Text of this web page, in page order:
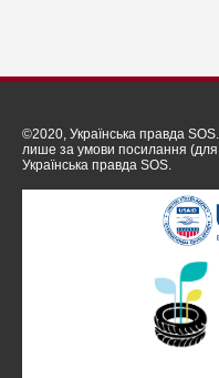
©2020, Українська правда
лише за умови посилання
Українська правда SOS.